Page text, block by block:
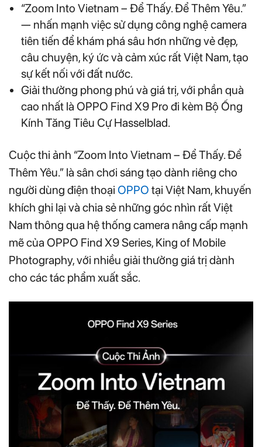
“Zoom Into Vietnam – Để Thấy. Để Thêm Yêu.”
— nhấn mạnh việc sử dụng công nghệ camera
tiên tiến để khám phá sâu hơn những vẻ đẹp,
câu chuyện, ký ức và cảm xúc rất Việt Nam, tạo
sự kết nối với đất nước.
Giải thưởng phong phú và giá trị, với phần quà
cao nhất là OPPO Find X9 Pro đi kèm Bộ Ống
Kính Tăng Tiêu Cự Hasselblad.
Cuộc thi ảnh “Zoom Into Vietnam – Để Thấy. Để
Thêm Yêu.” là sân chơi sáng tạo dành riêng cho
người dùng điện thoại OPPO tại Việt Nam, khuyến
khích ghi lại và chia sẻ những góc nhìn rất Việt
Nam thông qua hệ thống camera nâng cấp mạnh
mẽ của OPPO Find X9 Series, King of Mobile
Photography, với nhiều giải thưởng giá trị dành
cho các tác phẩm xuất sắc.